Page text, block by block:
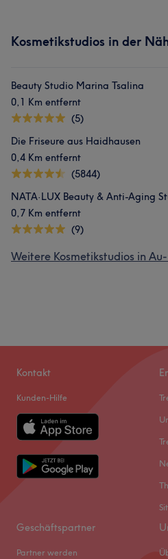
Kosmetikstudios in der
Beauty Studio Marina Tsalina
0,1 Km entfernt
(5)
Die Friseure aus Haidhausen
0,4 Km entfernt
(5844)
NATA·LUX Beauty & Anti-Aging
0,7 Km entfernt
(9)
Weitere Kosmetikstudios in
Kontakt
Kunden-Hilfe
Geschäftspartner
Partner werden